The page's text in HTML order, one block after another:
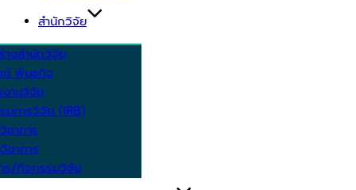
สำนักวิจัย
างสำนักวิจัย
น์ พันธกิจ
งานวิจัย
มการวิจัย (IRB)
ชาการ
ชาการ
ร/กิจกรรมวิจัย